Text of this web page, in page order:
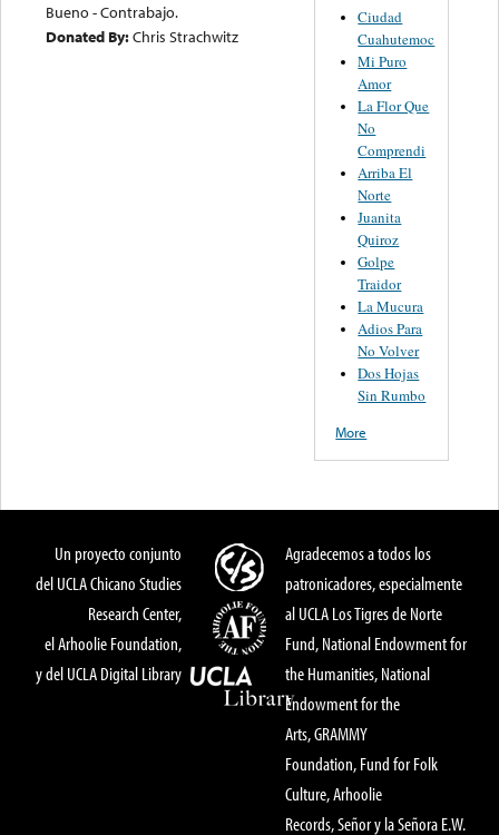
Bueno - Contrabajo.
Donated By:Chris Strachwitz
Ciudad
Cuahutemoc
Mi Puro
Amor
La Flor Que
No
Comprendi
Arriba El
Norte
Juanita
Quiroz
Golpe
Traidor
La Mucura
Adios Para
No Volver
Dos Hojas
Sin Rumbo
More
Un proyecto conjunto
del UCLA Chicano Studies
Research Center,
el Arhoolie Foundation,
y del UCLA Digital Library
Agradecemos a todos los
patronicadores, especialmente
al UCLA Los Tigres de Norte
Fund, National Endowment for
the Humanities, National
Endowment for the
Arts, GRAMMY
Foundation, Fund for Folk
Culture, Arhoolie
Records, Señor y la Señora E.W.